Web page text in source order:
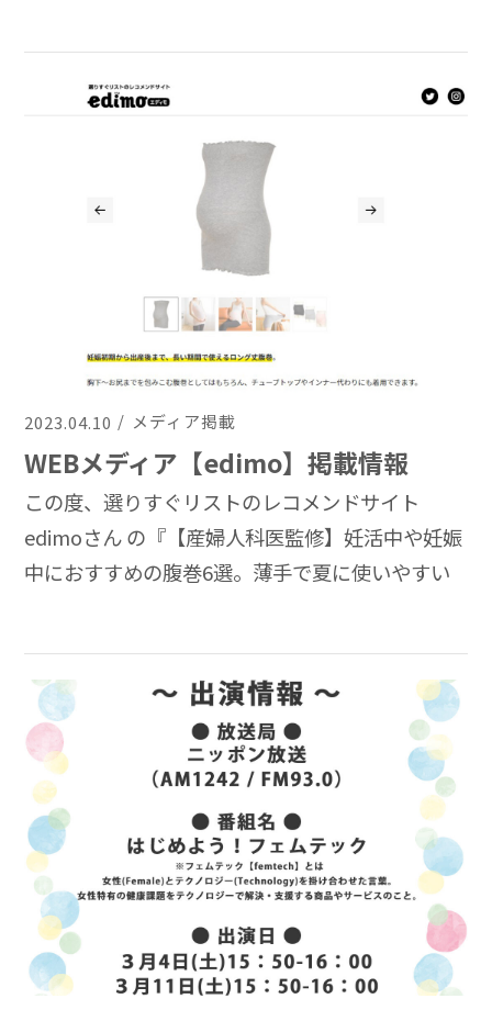
2023.04.10 メディア掲載
WEBメディア【edimo】掲載情報
この度、選りすぐリストのレコメンドサイト
edimoさん の『【産婦人科医監修】妊活中や妊娠
中におすすめの腹巻6選。薄手で夏に使いやすい